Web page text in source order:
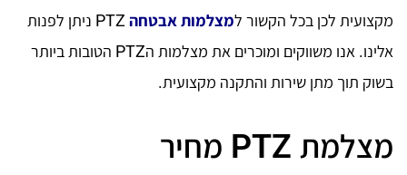
מקצועית לכן בכל הקשור למצלמות אבטחה
PTZ ניתן לפנות
אלינו. אנו משווקים ומוכרים את מצלמות הPTZ הטובות ביותר
בשוק תוך מתן שירות והתקנה מקצועית.
מצלמת PTZ מחיר